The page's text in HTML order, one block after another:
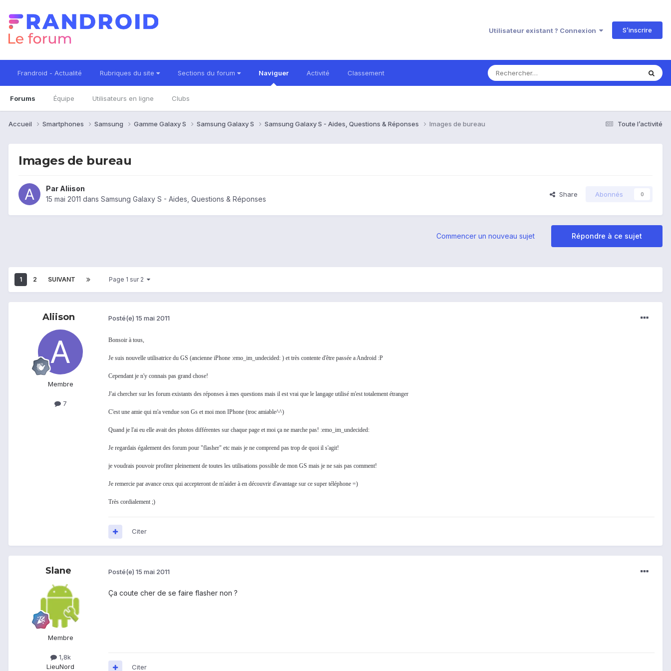
Utilisateur existant ? Connexion S’inscrire
Frandroid - Actualité Rubriques du site Sections du forum Naviguer
Forums Équipe Utilisateurs en ligne Clubs
Activité Classement
Toute l’activité
Accueil Smartphones Samsung Gamme Galaxy S Samsung Galaxy S Samsung Galaxy S - Aides, Questions & Réponses Images de bureau
Images de bureau
Par Aliison
15 mai 2011 dans Samsung Galaxy S - Aides, Questions & Réponses
Share Abonnés 0
Répondre à ce sujet
Commencer un nouveau sujet
1 2 SUIVANT Page 1 sur 2
Aliison
Membre
7
Posté(e) 15 mai 2011
Bonsoir à tous,
Je suis nouvelle utilisatrice du GS (ancienne iPhone :emo_im_undecided: ) et très contente d'être passée a Android :P
Cependant je n'y connais pas grand chose!
J'ai chercher sur les forum existants des réponses à mes questions mais il est vrai que le langage utilisé m'est totalement étranger
C'est une amie qui m'a vendue son Gs et moi mon IPhone (troc amiable^^)
Quand je l'ai eu elle avait des photos différentes sur chaque page et moi ça ne marche pas! :emo_im_undecided:
Je regardais également des forum pour "flasher" etc mais je ne comprend pas trop de quoi il s'agit!
je voudrais pouvoir profiter pleinement de toutes les utilisations possible de mon GS mais je ne sais pas comment!
Je remercie par avance ceux qui accepteront de m'aider à en découvrir d'avantage sur ce super téléphone =)
Très cordialement ;)
Citer
Slane
Membre
1,8k
LieuNord
Posté(e) 15 mai 2011
Ça coute cher de se faire flasher non ?
Citer